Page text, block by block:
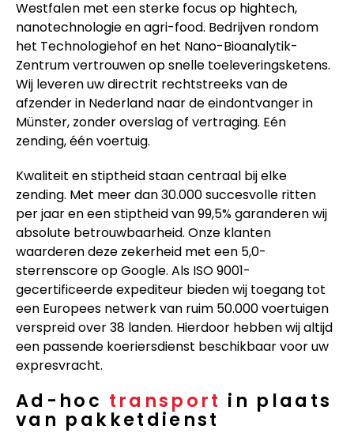
Westfalen met een sterke focus op hightech,
nanotechnologie en agri-food. Bedrijven rondom
het Technologiehof en het Nano-Bioanalytik-
Zentrum vertrouwen op snelle toeleveringsketens.
Wij leveren uw directrit rechtstreeks van de
afzender in Nederland naar de eindontvanger in
Münster, zonder overslag of vertraging. Eén
zending, één voertuig.
Kwaliteit en stiptheid staan centraal bij elke
zending. Met meer dan 30.000 succesvolle ritten
per jaar en een stiptheid van 99,5% garanderen wij
absolute betrouwbaarheid. Onze klanten
waarderen deze zekerheid met een 5,0-
sterrenscore op Google. Als ISO 9001-
gecertificeerde expediteur bieden wij toegang tot
een Europees netwerk van ruim 50.000 voertuigen
verspreid over 38 landen. Hierdoor hebben wij altijd
een passende koeriersdienst beschikbaar voor uw
expresvracht.
Ad-hoc transport in plaats
van pakketdienst